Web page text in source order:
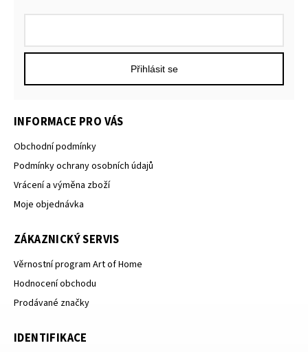
Přihlásit se
INFORMACE PRO VÁS
Obchodní podmínky
Podmínky ochrany osobních údajů
Vrácení a výměna zboží
Moje objednávka
ZÁKAZNICKÝ SERVIS
Věrnostní program Art of Home
Hodnocení obchodu
Prodávané značky
IDENTIFIKACE